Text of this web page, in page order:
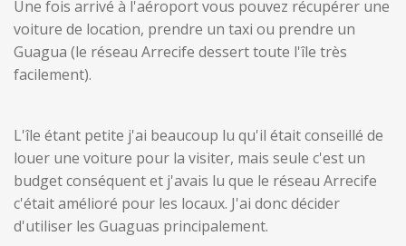
Une fois arrivé à l'aéroport vous pouvez récupérer une
voiture de location, prendre un taxi ou prendre un
Guagua (le réseau Arrecife dessert toute l'île très
facilement).
L'île étant petite j'ai beaucoup lu qu'il était conseillé de
louer une voiture pour la visiter, mais seule c'est un
budget conséquent et j'avais lu que le réseau Arrecife
c'était amélioré pour les locaux. J'ai donc décider
d'utiliser les Guaguas principalement.